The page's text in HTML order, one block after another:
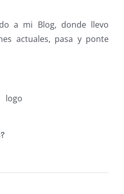
a mi Blog, donde llevo
actuales, pasa y ponte